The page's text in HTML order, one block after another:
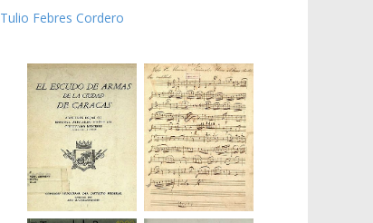
Tulio Febres Cordero